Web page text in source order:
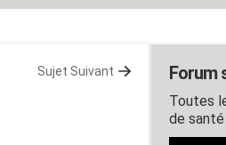
Sujet Suivant Forum
Toutes
de